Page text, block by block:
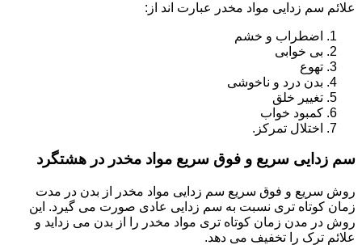
علائم سم زدایی مواد مخدر عبارت اند از:
اضطراب و خشم
بی خوابی
تهوع
بدن درد و ناخوشی
تغییر خلق
کمبود خواب
اختلال تمرکز.
سم زدایی سریع و فوق سریع مواد مخدر در هشتگرد
روش سریع و فوق سریع سم زدایی مواد مخدر از بدن در مدت
زمان کوتاه تری نسبت به سم زدایی عادی صورت می گیرد. این
روش در مدن زمان کوتاه تری مواد مخدر را از بدن می زداید و
علائم ترک را تخفیف می دهد.